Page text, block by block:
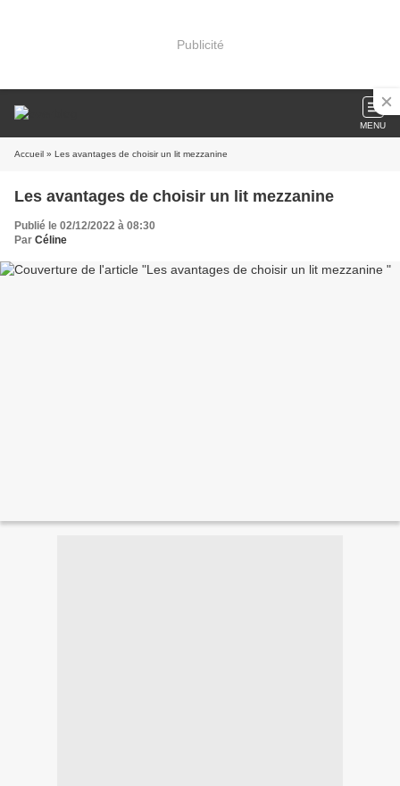
Publicité
MENU
Accueil » Les avantages de choisir un lit mezzanine
Les avantages de choisir un lit mezzanine
Publié le 02/12/2022 à 08:30
Par Céline